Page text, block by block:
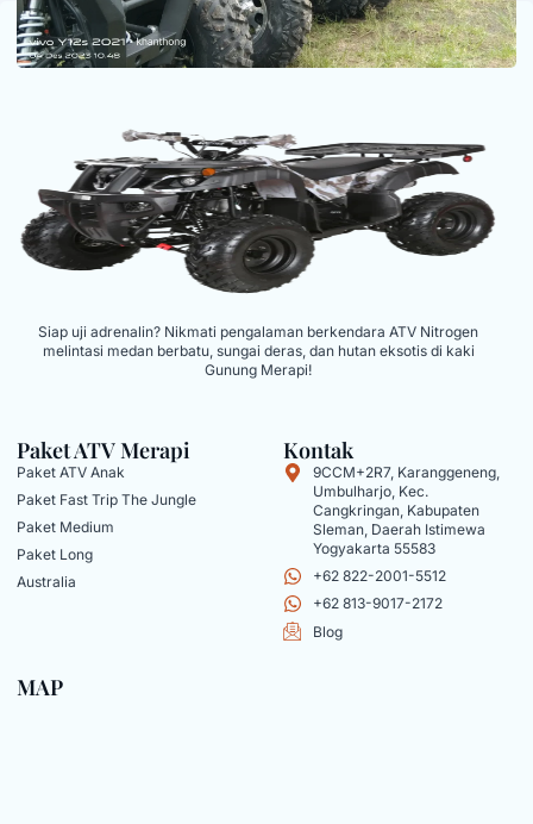
Siap uji adrenalin? Nikmati pengalaman berkendara ATV Nitrogen
melintasi medan berbatu, sungai deras, dan hutan eksotis di kaki
Gunung Merapi!
Paket ATV Merapi
Paket ATV Anak
Paket Fast Trip The Jungle
Paket Medium
Paket Long
Australia
Kontak
9CCM+2R7, Karanggeneng,
Umbulharjo, Kec.
Cangkringan, Kabupaten
Sleman, Daerah Istimewa
Yogyakarta 55583
+62 822-2001-5512
+62 813-9017-2172
Blog
MAP